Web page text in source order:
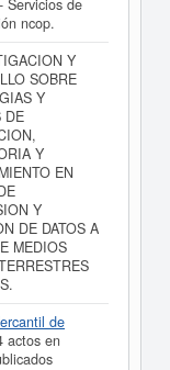
Informe
DE
de sus
y cuentas de
se ha
Servicios de
ncop.
Y
SOBRE
Y
DE
Y
EN
Y
DE DATOS A
MEDIOS
de
actos en